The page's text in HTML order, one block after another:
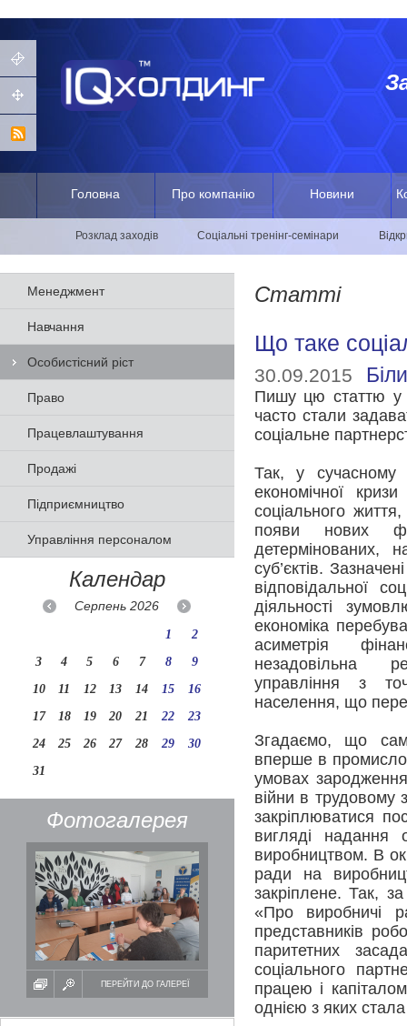
Головна Про компанію Новини
Розклад заходів Соціальні тренінг-семінари
Менеджмент
Навчання
Особистісний ріст
Право
Працевлаштування
Продажі
Підприємництво
Управління персоналом
Календар
Серпень2026
1
2
3
4 5 6 7 8
9
10
11 12 13 14 15
16
17
18 19 20 21 22
23
24
25 26 27 28 29
30
31
Фотогалерея
ПЕРЕЙТИ ДО ГАЛЕРЕЇ
Статті
Що таке
30.09.2015
Пишу цю статтю у
часто стали
соціальне
Так, у сучасному
економічної
соціального
появи нових
детермінованих,
суб’єктів.
відповідальної
діяльності
економіка
асиметрія
незадовільна
управління з
населення, що
Згадаємо, що сам
вперше в
умовах зародження
війни в трудовому
закріплюватися
вигляді надання
виробництвом. В
ради на
закріплене. Так,
«Про виробничі
представників
паритетних
соціального
працею і
однією з яких